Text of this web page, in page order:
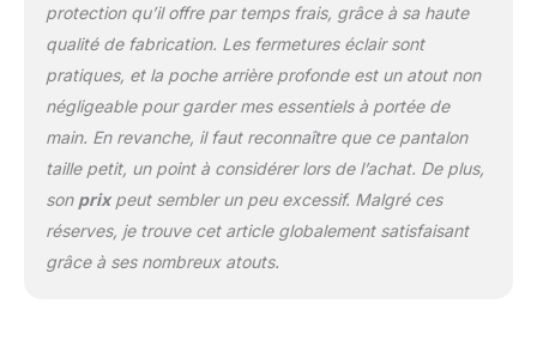
randonnée, la course, le
jardinage, le golf, les
voyages de croisière en
vélo électrique, ou
d'autres types
d'entraînement et
d'activités de plein air.
Satisfaction garantie à
100 % : roulez-le. Portez-
le. Aimez-le ou
protection qu’il offre par temps frais, grâce à sa haute
qualité de fabrication. Les fermetures éclair sont
pratiques, et la poche arrière profonde est un atout non
négligeable pour garder mes essentiels à portée de
main. En revanche, il faut reconnaître que ce pantalon
taille petit, un point à considérer lors de l’achat. De plus,
son prixpeut sembler un peu excessif. Malgré ces
réserves, je trouve cet article globalement satisfaisant
grâce à ses nombreux atouts.